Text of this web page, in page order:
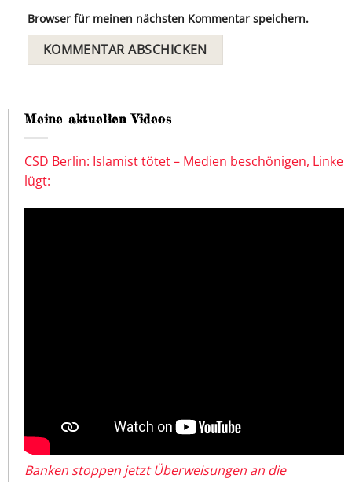
Browser für meinen nächsten Kommentar speichern.
Meine aktuellen Videos
CSD Berlin: Islamist tötet – Medien beschönigen, Linke
lügt:
Banken stoppen jetzt Überweisungen an die